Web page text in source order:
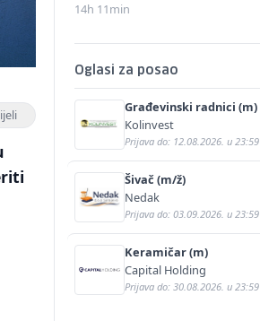
14h 11min
Oglasi za posao
Građevinski radnici (m)
Kolinvest
Prijava do: 12.08.2026. u 23:59
Šivač (m/ž)
Nedak
Prijava do: 03.09.2026. u 23:59
Keramičar (m)
Capital Holding
Prijava do: 30.08.2026. u 23:59